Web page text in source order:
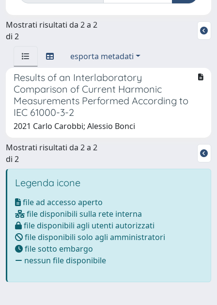
Mostrati risultati da 2 a 2
di 2
esporta metadati
Results of an Interlaboratory
Comparison of Current Harmonic
Measurements Performed According to
IEC 61000-3-2
2021 Carlo Carobbi; Alessio Bonci
Mostrati risultati da 2 a 2
di 2
Legenda icone
file ad accesso aperto
file disponibili sulla rete interna
file disponibili agli utenti autorizzati
file disponibili solo agli amministratori
file sotto embargo
nessun file disponibile